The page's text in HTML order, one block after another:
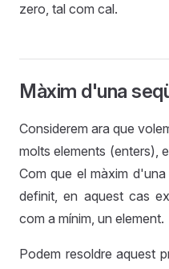
zero, tal com cal.
Màxim d'una
Considerem ara que
molts elements (enters),
Com que el màxim
definit, en aquest cas
com a mínim, un element.
Podem resoldre aquest